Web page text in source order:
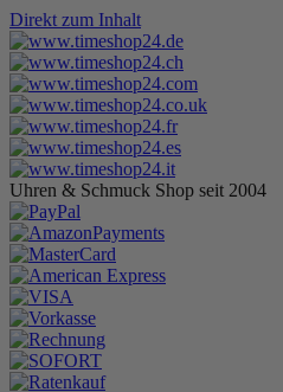
Direkt zum Inhalt
Uhren & Schmuck Shop seit 2004